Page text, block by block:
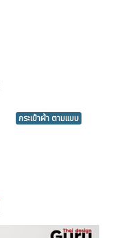
กระเป๋าผ้า ตามแบบ